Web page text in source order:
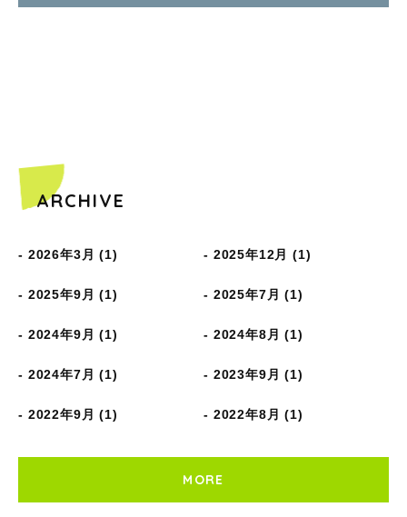
ARCHIVE
2026年3月 (1) 2025年12月 (1)
2025年9月 (1) 2025年7月 (1)
2024年9月 (1) 2024年8月 (1)
2024年7月 (1) 2023年9月 (1)
2022年9月 (1) 2022年8月 (1)
MORE